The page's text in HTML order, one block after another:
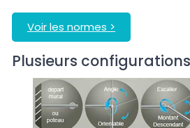
Voir les normes >
Plusieurs